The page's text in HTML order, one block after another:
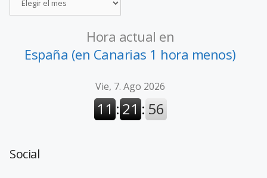
Hora actual en
España (en Canarias 1 hora menos)
Social